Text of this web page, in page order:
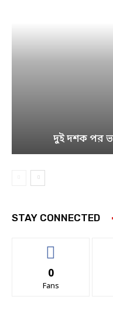
দুই দশক পর
STAY CONNECTED
0
Fans